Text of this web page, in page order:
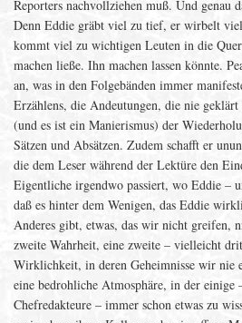
Reporters nachvollziehen muß. Und genau
Denn Eddie gräbt viel zu tief, er wirbelt
kommt viel zu wichtigen Leuten in die
machen ließe. Ihn machen lassen könnte.
an, was in den Folgebänden immer
Erzählens, die Andeutungen, die nie
(und es ist ein Manierismus) der
Sätzen und Absätzen. Zudem schafft er
die dem Leser während der Lektüre den
Eigentliche irgendwo passiert, wo Eddie –
daß es hinter dem Wenigen, das Eddie
Anderes gibt, etwas, das wir nicht greifen,
zweite Wahrheit, eine zweite – vielleicht
Wirklichkeit, in deren Geheimnisse wir nie
eine bedrohliche Atmosphäre, in der einige
Chefredakteure – immer schon etwas zu